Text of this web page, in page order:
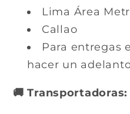
Lima Área
Callao
Para entregas
hacer un
🚚 Transportadoras: